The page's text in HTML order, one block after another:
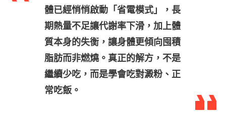
體已經悄悄啟動「省電模式」，長
期熱量不足讓代謝率下滑，加上體
質本身的失衡，讓身體更傾向囤積
脂肪而非燃燒。真正的解方，不是
繼續少吃，而是學會吃對澱粉、正
常吃飯。